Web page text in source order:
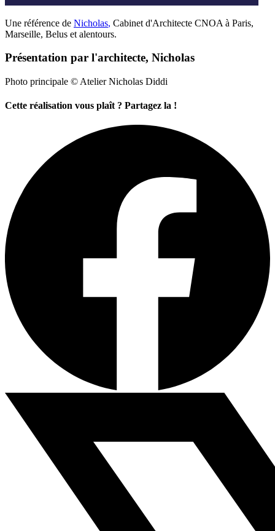
Une référence de Nicholas, Cabinet d'Architecte CNOA à Paris,
Marseille, Belus et alentours.
Présentation par l'architecte, Nicholas
Photo principale © Atelier Nicholas Diddi
Cette réalisation vous plaît ? Partagez la !